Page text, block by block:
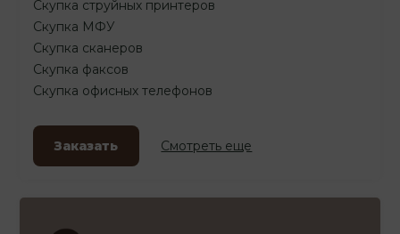
Скупка струйных принтеров
Скупка МФУ
Скупка сканеров
Скупка факсов
Скупка офисных телефонов
Заказать Смотреть еще